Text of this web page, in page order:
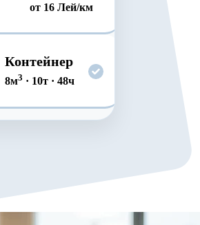
от 16 Лей/км
Контейнер
8м3 · 10т· 48ч